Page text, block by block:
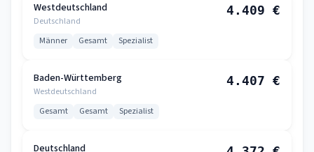
Westdeutschland
Deutschland
4.409 €
Männer Gesamt Spezialist
Baden-Württemberg
Westdeutschland
4.407 €
Gesamt Gesamt Spezialist
Deutschland